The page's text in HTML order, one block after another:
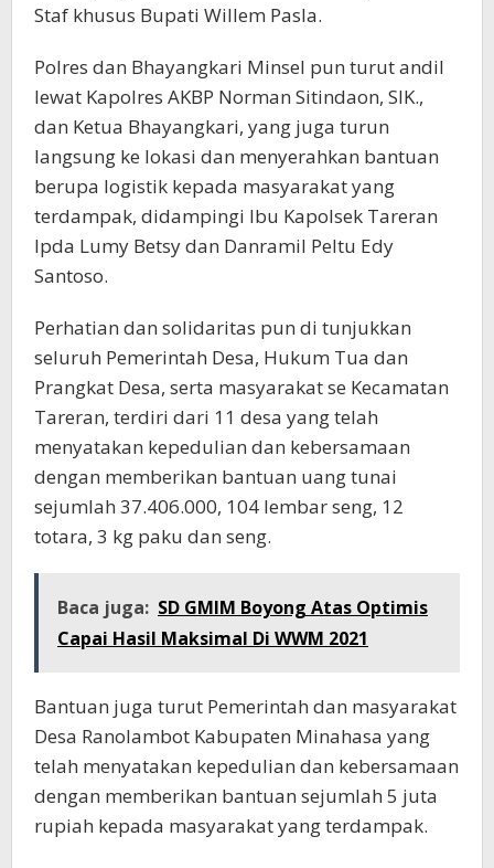
Staf khusus Bupati Willem Pasla.
Polres dan Bhayangkari Minsel pun turut andil
lewat Kapolres AKBP Norman Sitindaon, SIK.,
dan Ketua Bhayangkari, yang juga turun
langsung ke lokasi dan menyerahkan bantuan
berupa logistik kepada masyarakat yang
terdampak, didampingi Ibu Kapolsek Tareran
Ipda Lumy Betsy dan Danramil Peltu Edy
Santoso.
Perhatian dan solidaritas pun di tunjukkan
seluruh Pemerintah Desa, Hukum Tua dan
Prangkat Desa, serta masyarakat se Kecamatan
Tareran, terdiri dari 11 desa yang telah
menyatakan kepedulian dan kebersamaan
dengan memberikan bantuan uang tunai
sejumlah 37.406.000, 104 lembar seng, 12
totara, 3 kg paku dan seng.
Baca juga: SD GMIM Boyong Atas Optimis
Capai Hasil Maksimal Di WWM 2021
Bantuan juga turut Pemerintah dan masyarakat
Desa Ranolambot Kabupaten Minahasa yang
telah menyatakan kepedulian dan kebersamaan
dengan memberikan bantuan sejumlah 5 juta
rupiah kepada masyarakat yang terdampak.